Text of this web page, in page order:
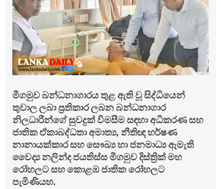
මීගමුව බන්ධනාගාරය තුළ ඇති වූ සිද්ධියෙන්
තුවාල ලබා ප්‍රතිකාර ලබන බන්ධනාගාර
නිලධාරීන්ගේ සුවදුක් විමසීම සඳහා අධිකරණ සහ
ජාතික ඒකාබද්ධතා අමාත්‍ය, නීතිඥ හර්ෂණ
නානායක්කාර සහ සෞඛ්‍ය හා ජනමාධ්‍ය ඇමැති
වෛද්‍ය නලින්ද ජයතිස්ස මීගමුව දිස්ත්‍රික් මහ
රෝහලට සහ කොළඹ ජාතික රෝහලට
පැමිණියහ.
විඩියෝ ගැලරිය